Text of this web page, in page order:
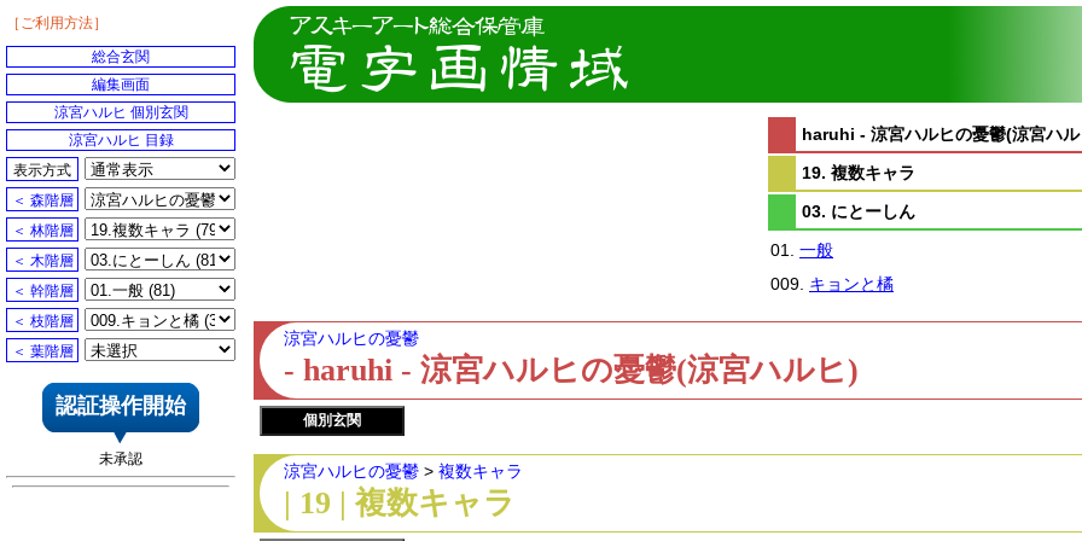
haruhi - 涼宮ハルヒの憂鬱(涼宮ハ
19. 複数キャラ
03. にとーしん
01. 一般
009. キョンと橘
涼宮ハルヒの憂鬱
- haruhi - 涼宮ハルヒの憂鬱(涼宮ハルヒ)
個別玄関
涼宮ハルヒの憂鬱 > 複数キャラ
| 19 | 複数キャラ
［ご利用方法］
総合玄関
編集画面
涼宮ハルヒ 個別玄関
涼宮ハルヒ 目録
表示方式
＜ 森階層
＜ 林階層
＜ 木階層
＜ 幹階層
＜ 枝階層
＜ 葉階層
認証操作開始
未承認